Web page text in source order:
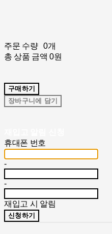
주문 수량
0개
총 상품 금액 0원
구매하기
장바구니에 담기
휴대폰 번호
-
-
재입고 시 알림
신청하기